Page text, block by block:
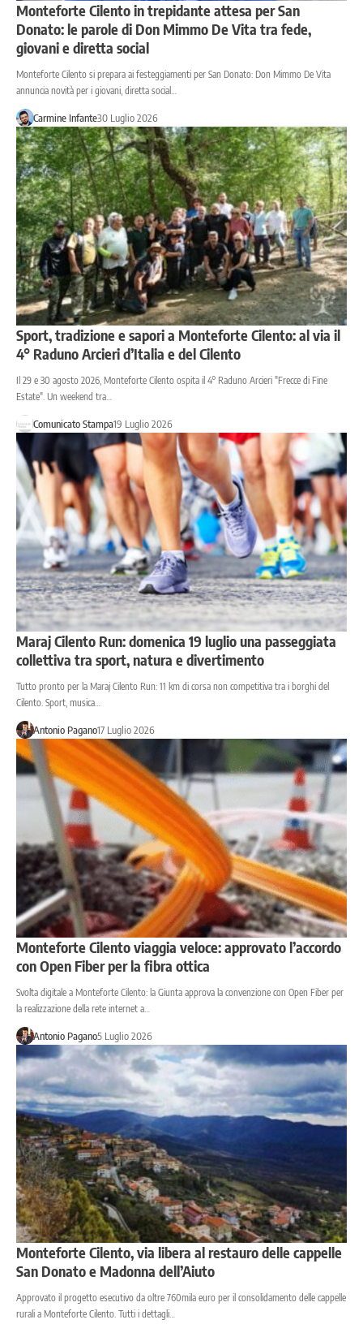
Monteforte Cilento in trepidante attesa per San
Donato: le parole di Don Mimmo De Vita tra fede,
giovani e diretta social
Monteforte Cilento si prepara ai festeggiamenti per San Donato: Don Mimmo De Vita
annuncia novità per i giovani, diretta social…
Carmine Infante30 Luglio 2026
Sport, tradizione e sapori a Monteforte Cilento: al via il
4° Raduno Arcieri d’Italia e del Cilento
Il 29 e 30 agosto 2026, Monteforte Cilento ospita il 4° Raduno Arcieri "Frecce di Fine
Estate". Un weekend tra…
Comunicato Stampa19 Luglio 2026
Maraj Cilento Run: domenica 19 luglio una passeggiata
collettiva tra sport, natura e divertimento
Tutto pronto per la Maraj Cilento Run: 11 km di corsa non competitiva tra i borghi del
Cilento. Sport, musica…
Antonio Pagano17 Luglio 2026
Monteforte Cilento viaggia veloce: approvato l’accordo
con Open Fiber per la fibra ottica
Svolta digitale a Monteforte Cilento: la Giunta approva la convenzione con Open Fiber per
la realizzazione della rete internet a…
Antonio Pagano5 Luglio 2026
Monteforte Cilento, via libera al restauro delle cappelle
San Donato e Madonna dell’Aiuto
Approvato il progetto esecutivo da oltre 760mila euro per il consolidamento delle cappelle
rurali a Monteforte Cilento. Tutti i dettagli…